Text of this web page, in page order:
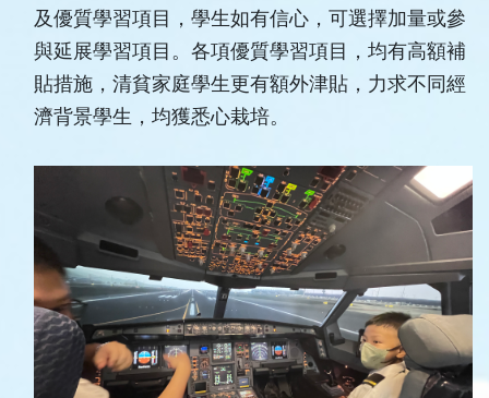
及優質學習項目，學生如有信心，可選擇加量或參
與延展學習項目。各項優質學習項目，均有高額補
貼措施，清貧家庭學生更有額外津貼，力求不同經
濟背景學生，均獲悉心栽培。